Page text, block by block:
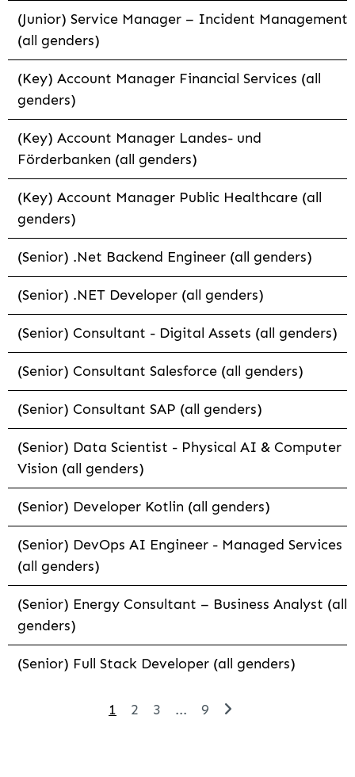
(Junior) Service Manager – Incident Management
(all genders)
(Key) Account Manager Financial Services (all
genders)
(Key) Account Manager Landes- und
Förderbanken (all genders)
(Key) Account Manager Public Healthcare (all
genders)
(Senior) .Net Backend Engineer (all genders)
(Senior) .NET Developer (all genders)
(Senior) Consultant - Digital Assets (all genders)
(Senior) Consultant Salesforce (all genders)
(Senior) Consultant SAP (all genders)
(Senior) Data Scientist - Physical AI & Computer
Vision (all genders)
(Senior) Developer Kotlin (all genders)
(Senior) DevOps AI Engineer - Managed Services
(all genders)
(Senior) Energy Consultant – Business Analyst (all
genders)
(Senior) Full Stack Developer (all genders)
1 2 3 ... 9